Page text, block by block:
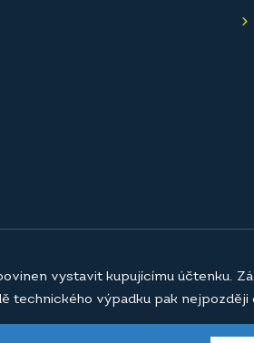
vystavit kupujícímu účtenku.
technického výpadku pak nejpozději